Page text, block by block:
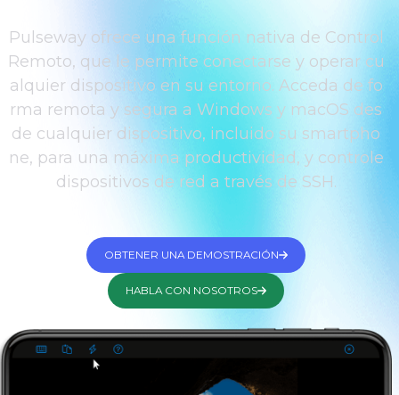
Pulseway ofrece una función nativa de Control
Remoto, que le permite conectarse y operar cu
alquier dispositivo en su entorno. Acceda de fo
rma remota y segura a Windows y macOS des
de cualquier dispositivo, incluido su smartpho
ne, para una máxima productividad, y controle
dispositivos de red a través de SSH.
OBTENER UNA DEMOSTRACIÓN
HABLA CON NOSOTROS